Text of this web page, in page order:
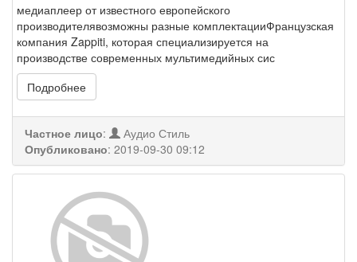
медиаплеер от известного европейского
производителявозможны разные комплектацииФранцузская
компания Zappiti, которая специализируется на
производстве современных мультимедийных сис
Подробнее
Частное лицо:
Аудио Стиль
Опубликовано: 2019-09-30 09:12